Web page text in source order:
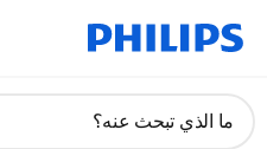
دعم
ما الذي تبحث عنه؟